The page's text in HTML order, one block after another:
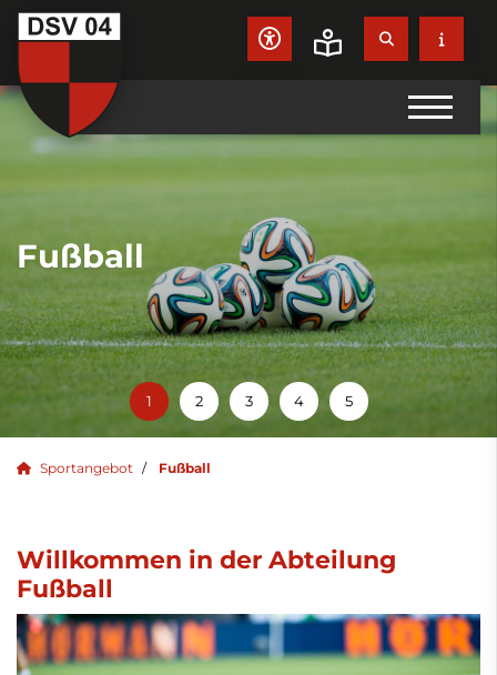
Fußball
Sportangebot Fußball
Willkommen in der Abteilung
Fußball